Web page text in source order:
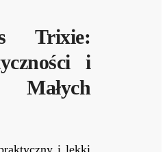
Trixie:
i
i lekki